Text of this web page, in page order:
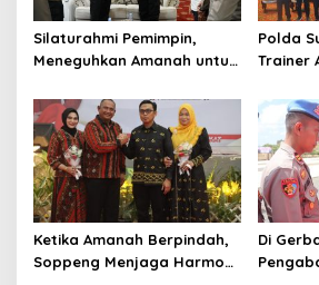
Silaturahmi Pemimpin,
Meneguhkan Amanah untuk
Polda
Trainer
Digital
Ketika Amanah Berpindah,
Soppeng Menjaga Harmoni
Di